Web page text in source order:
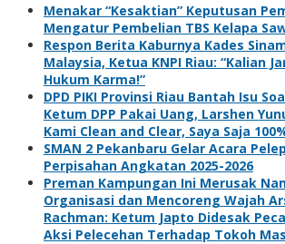
Menakar “Kesaktian” Keputusan
Mengatur Pembelian TBS Kelapa
Respon Berita Kaburnya Kades
Malaysia, Ketua KNPI Riau: “Kalian
Hukum Karma!”
DPD PIKI Provinsi Riau Bantah Isu
Ketum DPP Pakai Uang, Larshen
Kami Clean and Clear, Saya Saja
SMAN 2 Pekanbaru Gelar Acara
Perpisahan Angkatan 2025-2026
Preman Kampungan Ini Merusak
Organisasi dan Mencoreng Wajah
Rachman: Ketum Japto Didesak
Aksi Pelecehan Terhadap Tokoh